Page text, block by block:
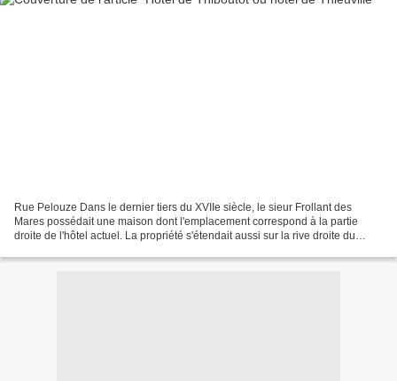
Rue Pelouze Dans le dernier tiers du XVIIe siècle, le sieur Frollant des
Mares possédait une maison dont l'emplacement correspond à la partie
droite de l'hôtel actuel. La propriété s'étendait aussi sur la rive droite du